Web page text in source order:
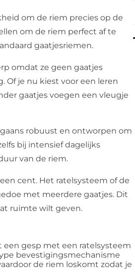
om de riem precies op de
om de riem perfect af te
gaatjesriemen.
omdat ze geen gaatjes
Of je nu kiest voor een leren
gaatjes voegen een vleugje
robuust en ontworpen om
bij intensief dagelijks
van de riem.
cent. Het ratelsysteem of de
met meerdere gaatjes. Dit
ruimte wilt geven.
een gesp met een ratelsysteem
bevestigingsmechanisme
de riem loskomt zodat je